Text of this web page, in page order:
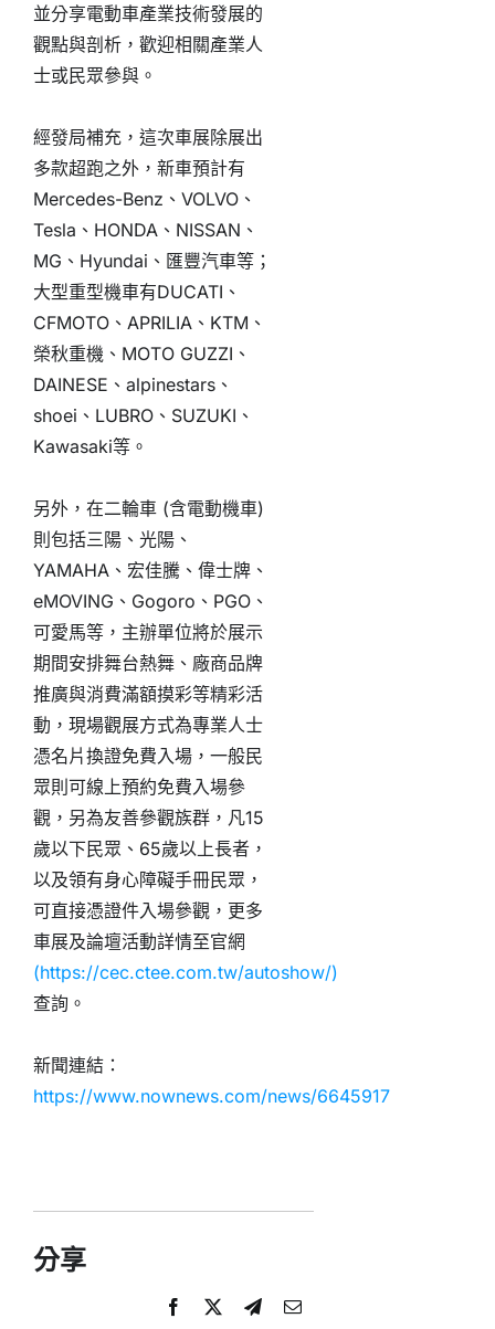
並分享電動車產業技術發展的
觀點與剖析，歡迎相關產業人
士或民眾參與。
經發局補充，這次車展除展出
多款超跑之外，新車預計有
Mercedes-Benz、VOLVO、
Tesla、HONDA、NISSAN、
MG、Hyundai、匯豐汽車等；
大型重型機車有DUCATI、
CFMOTO、APRILIA、KTM、
榮秋重機、MOTO GUZZI、
DAINESE、alpinestars、
shoei、LUBRO、SUZUKI、
Kawasaki等。
另外，在二輪車 (含電動機車)
則包括三陽、光陽、
YAMAHA、宏佳騰、偉士牌、
eMOVING、Gogoro、PGO、
可愛馬等，主辦單位將於展示
期間安排舞台熱舞、廠商品牌
推廣與消費滿額摸彩等精彩活
動，現場觀展方式為專業人士
憑名片換證免費入場，一般民
眾則可線上預約免費入場參
觀，另為友善參觀族群，凡15
歲以下民眾、65歲以上長者，
以及領有身心障礙手冊民眾，
可直接憑證件入場參觀，更多
車展及論壇活動詳情至官網
(https://cec.ctee.com.tw/autoshow/)
查詢。
新聞連結：
https://www.nownews.com/news/6645917
分享